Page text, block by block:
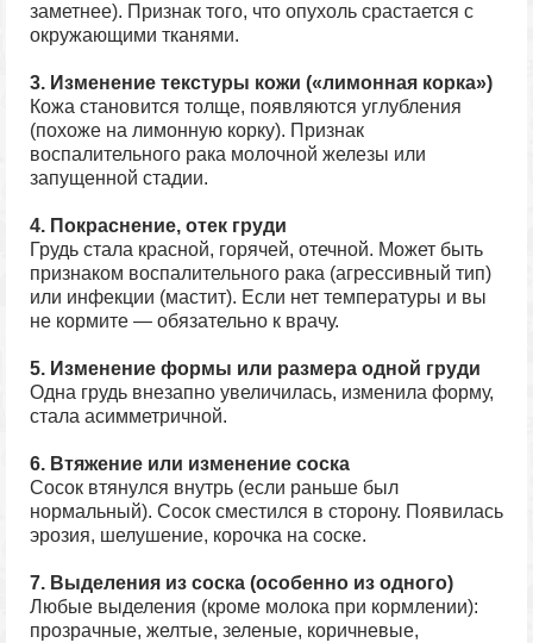
заметнее). Признак того, что опухоль срастается с
окружающими тканями.
3. Изменение текстуры кожи («лимонная корка»)
Кожа становится толще, появляются углубления
(похоже на лимонную корку). Признак
воспалительного рака молочной железы или
запущенной стадии.
4. Покраснение, отек груди
Грудь стала красной, горячей, отечной. Может быть
признаком воспалительного рака (агрессивный тип)
или инфекции (мастит). Если нет температуры и вы
не кормите — обязательно к врачу.
5. Изменение формы или размера одной груди
Одна грудь внезапно увеличилась, изменила форму,
стала асимметричной.
6. Втяжение или изменение соска
Сосок втянулся внутрь (если раньше был
нормальный). Сосок сместился в сторону. Появилась
эрозия, шелушение, корочка на соске.
7. Выделения из соска (особенно из одного)
Любые выделения (кроме молока при кормлении):
прозрачные, желтые, зеленые, коричневые,